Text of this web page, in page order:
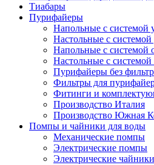
Тиабары
Пурифайеры
Напольные с системой
Настольные с системой
Напольные с системой
Настольные с системой
Пурифайеры без
Фильтры для
Фитинги и
Производство Италия
Производство Южная
Помпы и чайники для воды
Механические помпы
Электрические помпы
Электрические